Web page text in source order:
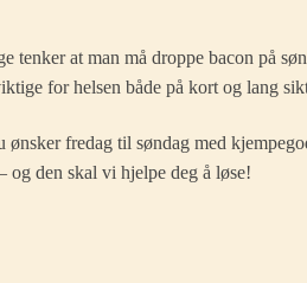
at man må droppe bacon på
for helsen både på kort og lang
fredag til søndag med
og den skal vi hjelpe deg å løse!